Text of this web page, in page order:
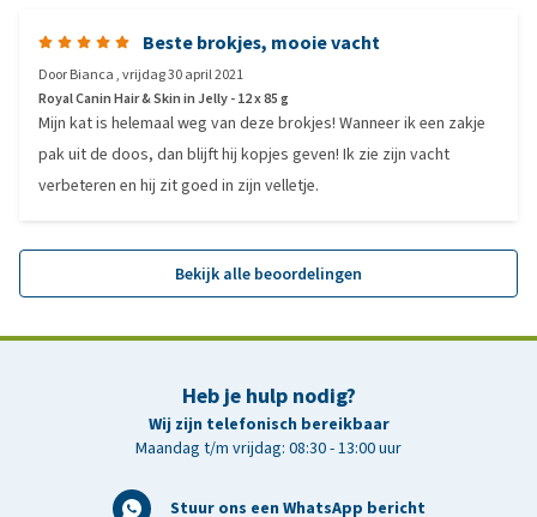
Beste brokjes, mooie vacht
DoorBianca,vrijdag 30 april 2021
Royal Canin Hair & Skin in Jelly - 12 x 85 g
Mijn kat is helemaal weg van deze brokjes! Wanneer ik een zakje
pak uit de doos, dan blijft hij kopjes geven! Ik zie zijn vacht
verbeteren en hij zit goed in zijn velletje.
Bekijk alle beoordelingen
Heb je hulp nodig?
Wij zijn telefonisch bereikbaar
Maandag t/m vrijdag: 08:30 - 13:00 uur
Stuur ons een WhatsApp bericht